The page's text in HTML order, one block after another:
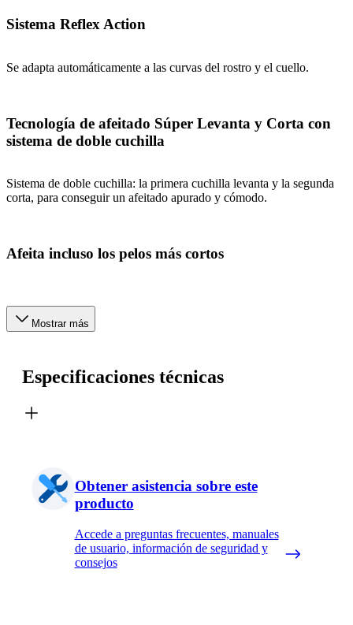
Sistema Reflex Action
Se adapta automáticamente a las curvas del rostro y el cuello.
Tecnología de afeitado Súper Levanta y Corta con
sistema de doble cuchilla
Sistema de doble cuchilla: la primera cuchilla levanta y la segunda
corta, para conseguir un afeitado apurado y cómodo.
Afeita incluso los pelos más cortos
Mostrar más
Especificaciones técnicas
Obtener asistencia sobre este
producto
Accede a preguntas frecuentes, manuales
de usuario, información de seguridad y
consejos